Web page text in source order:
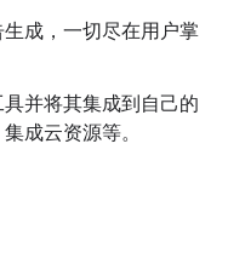
生成，一切尽在用户掌
具并将其集成到自己的
成云资源等。